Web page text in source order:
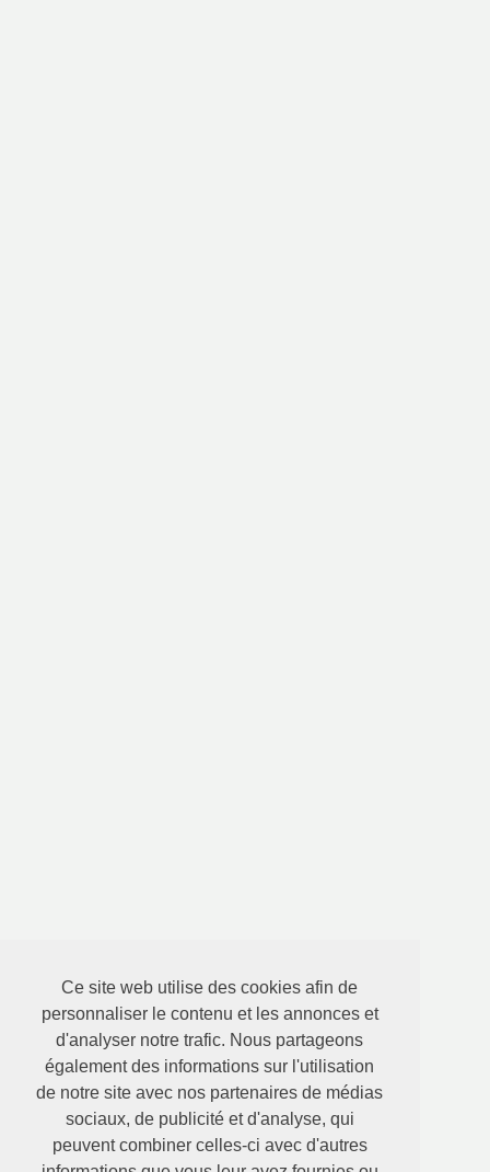
Ce site web utilise des cookies afin de
personnaliser le contenu et les annonces et
d'analyser notre trafic. Nous partageons
également des informations sur l'utilisation
de notre site avec nos partenaires de médias
sociaux, de publicité et d'analyse, qui
peuvent combiner celles-ci avec d'autres